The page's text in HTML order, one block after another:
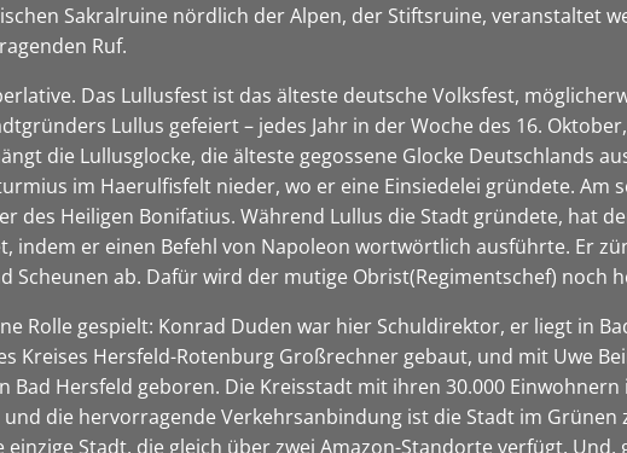
Sakralruine nördlich der Alpen, der Stiftsruine, veranstaltet
Ruf.
Das Lullusfest ist das älteste deutsche Volksfest,
Lullus gefeiert – jedes Jahr in der Woche des 16.
die Lullusglocke, die älteste gegossene Glocke Deutschlands
im Haerulfisfelt nieder, wo er eine Einsiedelei gründete. Am
des Heiligen Bonifatius. Während Lullus die Stadt gründete, hat
indem er einen Befehl von Napoleon wortwörtlich ausführte. Er
Scheunen ab. Dafür wird der mutige Obrist(Regimentschef) noch
Rolle gespielt: Konrad Duden war hier Schuldirektor, er liegt in
Kreises Hersfeld-Rotenburg Großrechner gebaut, und mit Uwe
Hersfeld geboren. Die Kreisstadt mit ihren 30.000
die hervorragende Verkehrsanbindung ist die Stadt im
Stadt, die gleich über zwei Amazon-Standorte verfügt.